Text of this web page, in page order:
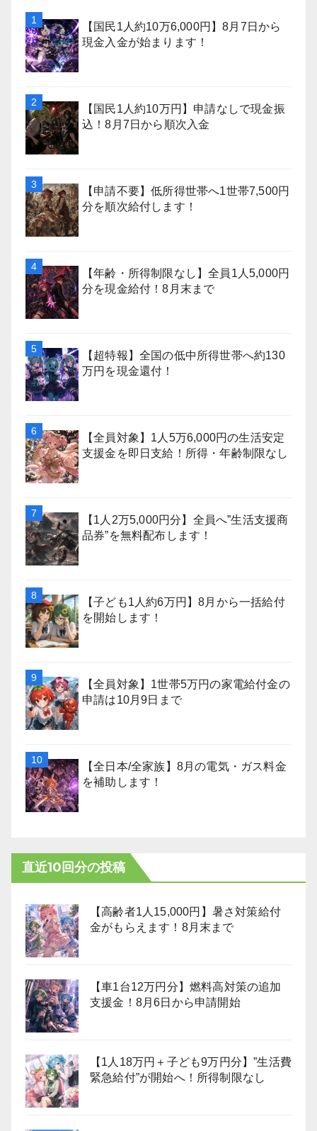
【国民1人約10万6,000円】8月7日から
現金入金が始まります！
【国民1人約10万円】申請なしで現金振
込！8月7日から順次入金
【申請不要】低所得世帯へ1世帯7,500円
分を順次給付します！
【年齢・所得制限なし】全員1人5,000円
分を現金給付！8月末まで
【超特報】全国の低中所得世帯へ約130
万円を現金還付！
【全員対象】1人5万6,000円の生活安定
支援金を即日支給！所得・年齢制限なし
【1人2万5,000円分】全員へ”生活支援商
品券”を無料配布します！
【子ども1人約6万円】8月から一括給付
を開始します！
【全員対象】1世帯5万円の家電給付金の
申請は10月9日まで
【全日本/全家族】8月の電気・ガス料金
を補助します！
直近10回分の投稿
【高齢者1人15,000円】暑さ対策給付
金がもらえます！8月末まで
【車1台12万円分】燃料高対策の追加
支援金！8月6日から申請開始
【1人18万円＋子ども9万円分】”生活費
緊急給付”が開始へ！所得制限なし